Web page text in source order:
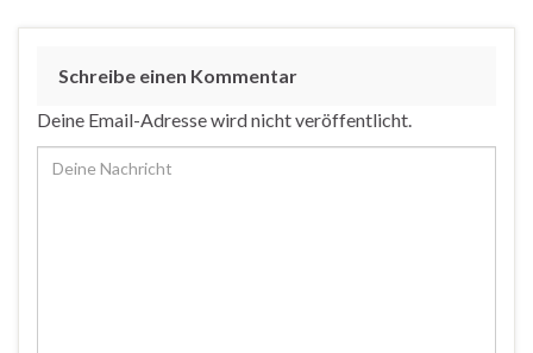
Schreibe einen Kommentar
Deine Email-Adresse wird nicht veröffentlicht.